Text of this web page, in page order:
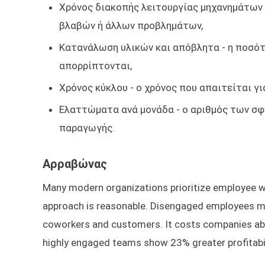
Χρόνος διακοπής λειτουργίας
βλαβών ή άλλων προβλημάτων,
Κατανάλωση υλικών και απόβλητα - η
απορρίπτονται,
Χρόνος κύκλου - ο χρόνος που απαιτείται
Ελαττώματα ανά μονάδα - ο αριθμός των
παραγωγής.
Αρραβώνας
Many modern organizations prioritize employee
approach is reasonable. Disengaged
coworkers and customers. It costs companies
highly engaged teams show 23% greater